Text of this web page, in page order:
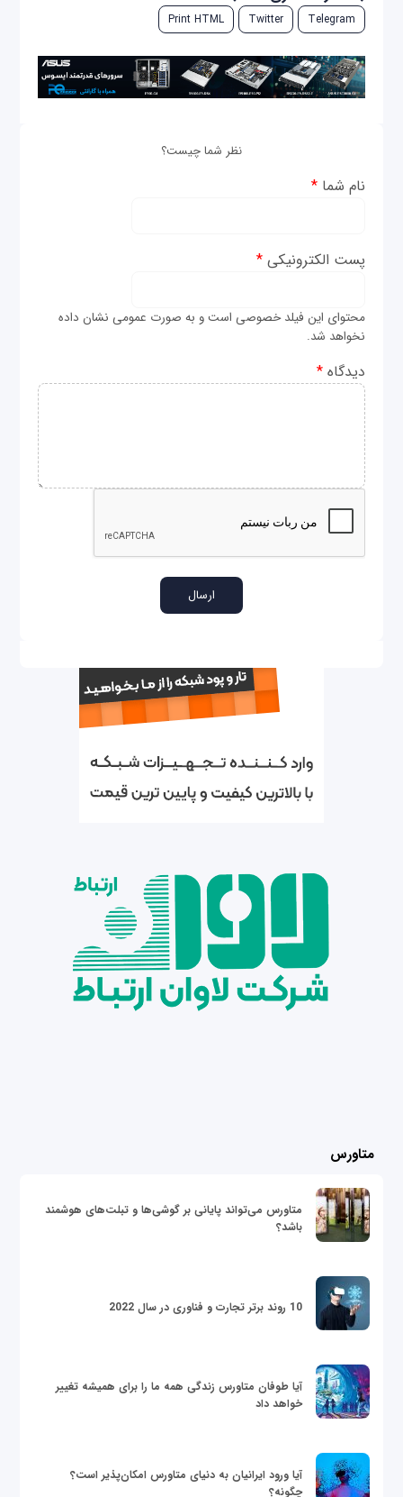
Telegram
Twitter
Print HTML
نظر شما چیست؟
نام شما*
پست الکترونیکی*
محتوای این فیلد خصوصی است و به صورت عمومی نشان داده
نخواهد شد.
دیدگاه*
متاورس
متاورس می‌تواند پایانی بر گوشی‌ها و تبلت‌های هوشمند
باشد؟
10 روند برتر تجارت و فناوری در سال 2022
آیا طوفان متاورس زندگی همه ما را برای همیشه تغییر
خواهد داد
آیا ورود ایرانیان به دنیای متاورس امکان‌پذیر است؟
چگونه؟